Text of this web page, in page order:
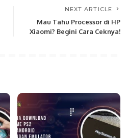
NEXT ARTICLE
Mau Tahu Processor di HP
Xiaomi? Begini Cara Ceknya!